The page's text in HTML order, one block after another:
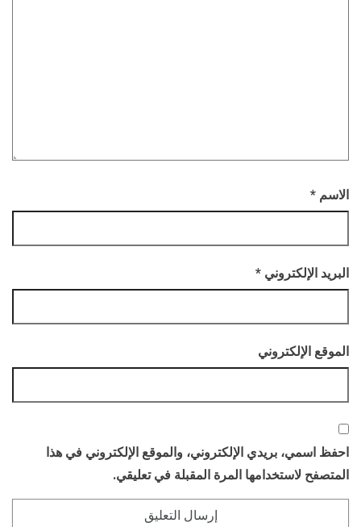
الاسم *
البريد الإلكتروني *
الموقع الإلكتروني
احفظ اسمي، بريدي الإلكتروني، والموقع الإلكتروني في هذا
المتصفح لاستخدامها المرة المقبلة في تعليقي.